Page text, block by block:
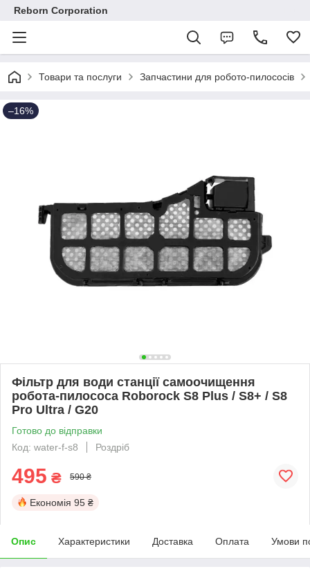
Reborn Corporation
Товари та послуги Запчастини для робото-пилососів
–16%
Фільтр для води станції самоочищення
робота-пилососа Roborock S8 Plus / S8+ / S8
Pro Ultra / G20
Готово до відправки
Код: water-f-s8
Роздріб
495 ₴ 590 ₴
Економія 95 ₴
Опис Характеристики Доставка Оплата Умови